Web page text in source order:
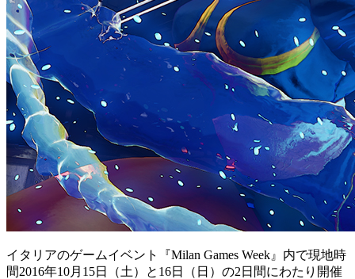
イタリアのゲームイベント『Milan Games Week』内で現地時
間2016年10月15日（土）と16日（日）の2日間にわたり開催